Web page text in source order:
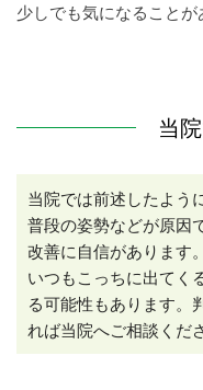
少しでも気になることが
当
当院では前述したよう
普段の姿勢などが原因
改善に自信があります
いつもこっちに出てく
る可能性もあります。
れば当院へご相談くだ